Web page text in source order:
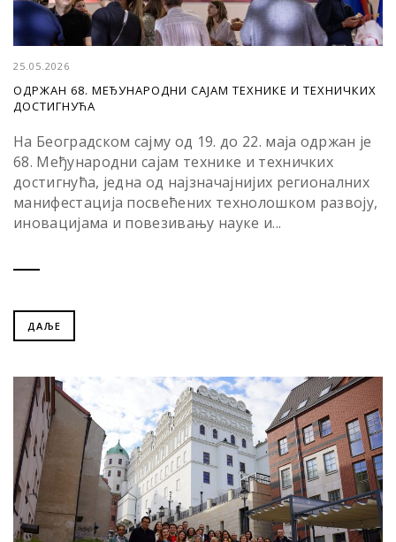
25.05.2026
ОДРЖАН 68. МЕЂУНАРОДНИ САЈАМ ТЕХНИКЕ И ТЕХНИЧКИХ
ДОСТИГНУЋА
На Београдском сајму од 19. до 22. маја одржан је
68. Међународни сајам технике и техничких
достигнућа, једна од најзначајнијих регионалних
манифестација посвећених технолошком развоју,
иновацијама и повезивању науке и...
ДАЉЕ